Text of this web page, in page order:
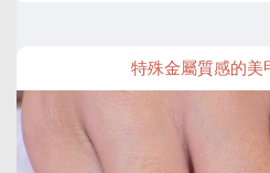
特殊金屬質感的美